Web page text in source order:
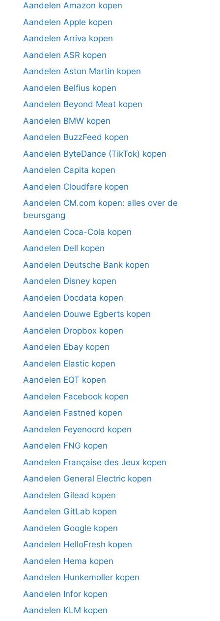
Aandelen Amazon kopen
Aandelen Apple kopen
Aandelen Arriva kopen
Aandelen ASR kopen
Aandelen Aston Martin kopen
Aandelen Belfius kopen
Aandelen Beyond Meat kopen
Aandelen BMW kopen
Aandelen BuzzFeed kopen
Aandelen ByteDance (TikTok) kopen
Aandelen Capita kopen
Aandelen Cloudfare kopen
Aandelen CM.com kopen: alles over de
beursgang
Aandelen Coca-Cola kopen
Aandelen Dell kopen
Aandelen Deutsche Bank kopen
Aandelen Disney kopen
Aandelen Docdata kopen
Aandelen Douwe Egberts kopen
Aandelen Dropbox kopen
Aandelen Ebay kopen
Aandelen Elastic kopen
Aandelen EQT kopen
Aandelen Facebook kopen
Aandelen Fastned kopen
Aandelen Feyenoord kopen
Aandelen FNG kopen
Aandelen Française des Jeux kopen
Aandelen General Electric kopen
Aandelen Gilead kopen
Aandelen GitLab kopen
Aandelen Google kopen
Aandelen HelloFresh kopen
Aandelen Hema kopen
Aandelen Hunkemoller kopen
Aandelen Infor kopen
Aandelen KLM kopen